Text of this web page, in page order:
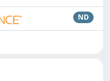
ND